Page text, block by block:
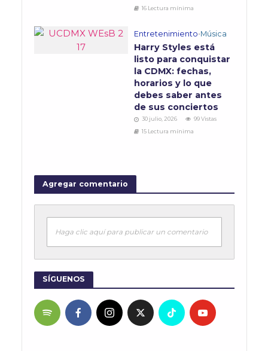
16 Lectura mínima
Entretenimiento•Música
Harry Styles está
listo para conquistar
la CDMX: fechas,
horarios y lo que
debes saber antes
de sus conciertos
30 julio, 2026
99 Vistas
15 Lectura mínima
Agregar comentario
Haga clic aquí para publicar un comentario
SÍGUENOS